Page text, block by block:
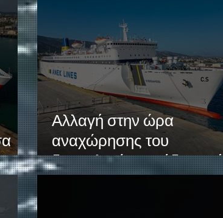
Αλλαγή στην ώρα
αναχώρησης του
δρομολογίου Σούδα -